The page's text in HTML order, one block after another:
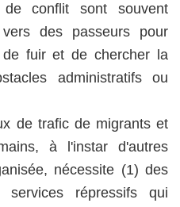
conflit sont souvent
des passeurs pour
de fuir et de chercher la
administratifs ou
de trafic de migrants et
à l'instar d'autres
nécessite (1) des
services répressifs qui